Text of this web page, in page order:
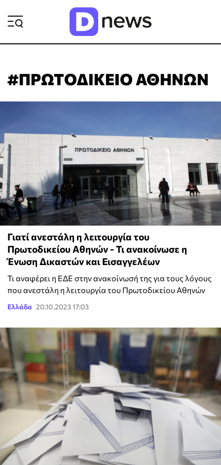
#ΠΡΩΤΟΔΙΚΕΙΟ ΑΘΗΝΩΝ
Γιατί ανεστάλη η λειτουργία του
Πρωτοδικείου Αθηνών - Τι ανακοίνωσε η
Ένωση Δικαστών και Εισαγγελέων
Τι αναφέρει η ΕΔΕ στην ανακοίνωσή της για τους λόγους
που ανεστάλη η λειτουργία του Πρωτοδικείου Αθηνών
Ελλάδα 20.10.2023 17:03